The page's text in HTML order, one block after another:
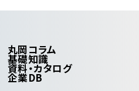
丸岡コラム
基礎知識
資料・カタログ
企業DB